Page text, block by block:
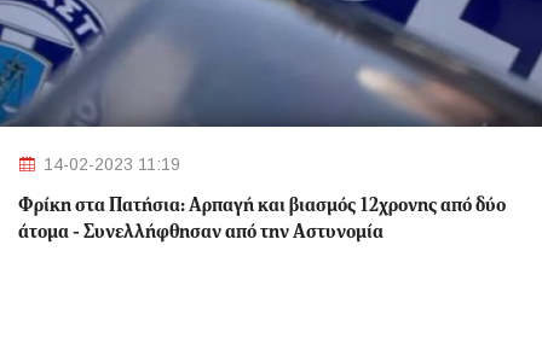
14-02-2023 11:19
Φρίκη στα Πατήσια: Αρπαγή και βιασμός 12χρονης από δύο
άτομα - Συνελλήφθησαν από την Αστυνομία